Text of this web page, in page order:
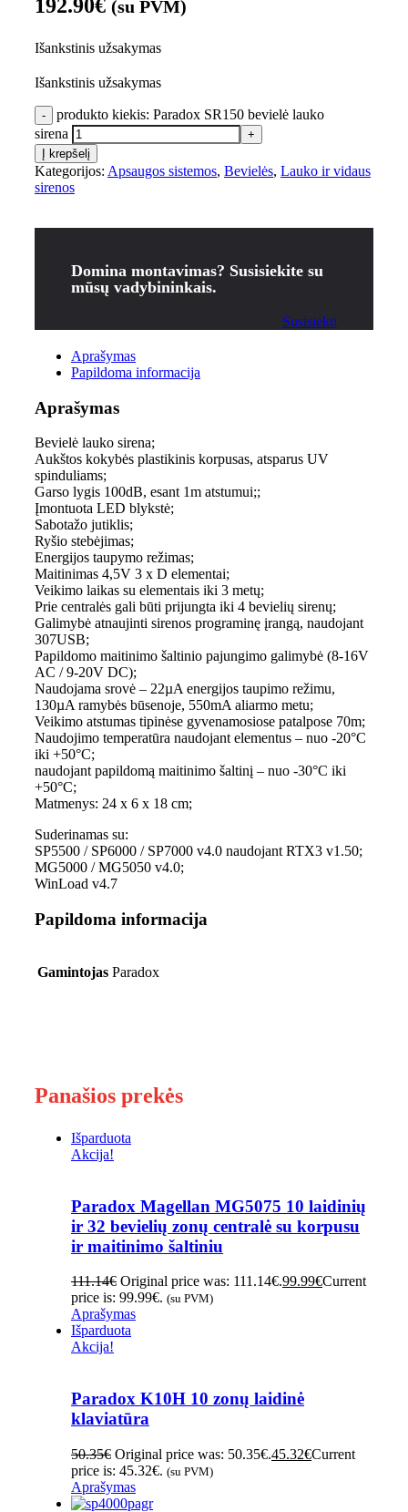
192.90€ (su PVM)
Išankstinis užsakymas
Išankstinis užsakymas
produkto kiekis: Paradox SR150 bevielė lauko
sirena
Į krepšelį
Kategorijos: Apsaugos sistemos, Bevielės, Lauko ir vidaus
sirenos
Domina montavimas? Susisiekite su
mūsų vadybininkais.
Susisiekti
Aprašymas
Papildoma informacija
Aprašymas
Bevielė lauko sirena;
Aukštos kokybės plastikinis korpusas, atsparus UV
spinduliams;
Garso lygis 100dB, esant 1m atstumui;;
Įmontuota LED blykstė;
Sabotažo jutiklis;
Ryšio stebėjimas;
Energijos taupymo režimas;
Maitinimas 4,5V 3 x D elementai;
Veikimo laikas su elementais iki 3 metų;
Prie centralės gali būti prijungta iki 4 bevielių sirenų;
Galimybė atnaujinti sirenos programinę įrangą, naudojant
307USB;
Papildomo maitinimo šaltinio pajungimo galimybė (8-16V
AC / 9-20V DC);
Naudojama srovė – 22µA energijos taupimo režimu,
130µA ramybės būsenoje, 550mA aliarmo metu;
Veikimo atstumas tipinėse gyvenamosiose patalpose 70m;
Naudojimo temperatūra naudojant elementus – nuo -20°C
iki +50°C;
naudojant papildomą maitinimo šaltinį – nuo -30°C iki
+50°C;
Matmenys: 24 x 6 x 18 cm;
Suderinamas su:
SP5500 / SP6000 / SP7000 v4.0 naudojant RTX3 v1.50;
MG5000 / MG5050 v4.0;
WinLoad v4.7
Papildoma informacija
Gamintojas Paradox
Panašios prekės
Išparduota
Akcija!
Paradox Magellan MG5075 10 laidinių
ir 32 bevielių zonų centralė su korpusu
ir maitinimo šaltiniu
111.14€ Original price was: 111.14€.99.99€Current
price is: 99.99€. (su PVM)
Aprašymas
Išparduota
Akcija!
Paradox K10H 10 zonų laidinė
klaviatūra
50.35€ Original price was: 50.35€.45.32€Current
price is: 45.32€. (su PVM)
Aprašymas